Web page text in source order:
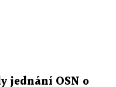
jednání OSN o